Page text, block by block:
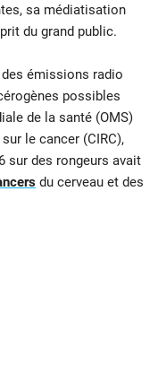
sa médiatisation
du grand public.
émissions radio
possibles
de la santé (OMS)
le cancer (CIRC),
sur des rongeurs avait
du cerveau et des